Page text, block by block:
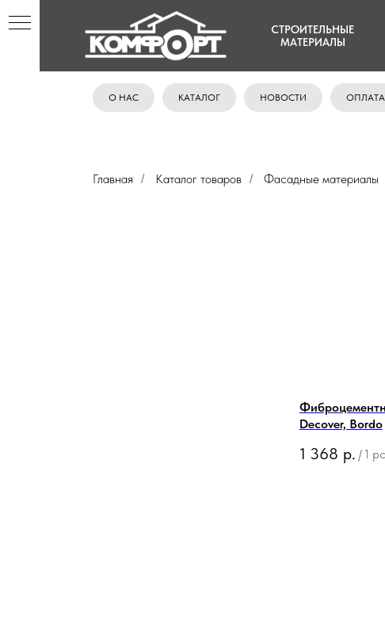
СТРОИТЕЛЬНЫЕ
МАТЕРИАЛЫ
О НАС КАТАЛОГ НОВОСТИ
Главная / Каталог товаров / Фасадные материалы
Decover, Bordo
1 368 р. / 1 pc